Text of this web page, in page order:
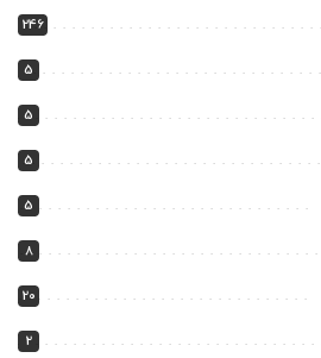
246
5
5
5
5
8
20
2